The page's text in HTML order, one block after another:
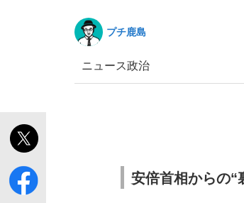
「目標達成できなかった
プチ鹿島
ニュース政治
安倍首相からの“